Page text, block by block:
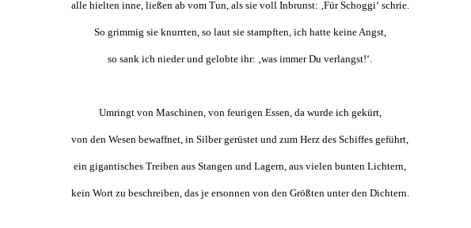
alle hielten inne, ließen ab vom Tun, als sie voll Inbrunst: ‚Für Schoggi‘ schrie.
So grimmig sie knurrten, so laut sie stampften, ich hatte keine Angst,
so sank ich nieder und gelobte ihr: ‚was immer Du verlangst!‘.
Umringt von Maschinen, von feurigen Essen, da wurde ich gekürt,
von den Wesen bewaffnet, in Silber gerüstet und zum Herz des Schiffes geführt,
ein gigantisches Treiben aus Stangen und Lagern, aus vielen bunten Lichtern,
kein Wort zu beschreiben, das je ersonnen von den Größten unter den Dichtern.